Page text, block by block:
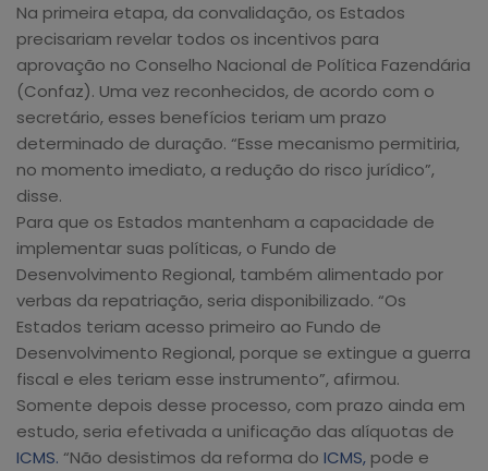
Na primeira etapa, da convalidação, os Estados
precisariam revelar todos os incentivos para
aprovação no Conselho Nacional de Política Fazendária
(Confaz). Uma vez reconhecidos, de acordo com o
secretário, esses benefícios teriam um prazo
determinado de duração. “Esse mecanismo permitiria,
no momento imediato, a redução do risco jurídico”,
disse.
Para que os Estados mantenham a capacidade de
implementar suas políticas, o Fundo de
Desenvolvimento Regional, também alimentado por
verbas da repatriação, seria disponibilizado. “Os
Estados teriam acesso primeiro ao Fundo de
Desenvolvimento Regional, porque se extingue a guerra
fiscal e eles teriam esse instrumento”, afirmou.
Somente depois desse processo, com prazo ainda em
estudo, seria efetivada a unificação das alíquotas de
ICMS. “Não desistimos da reforma do ICMS, pode e